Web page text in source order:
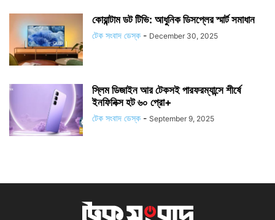
কোয়ান্টাম ডট টিভি: আধুনিক ডিসপ্লের স্মার্ট সমাধান
টেক সংবাদ ডেস্ক - December 30, 2025
স্লিম ডিজাইন আর টেকসই পারফরম্যান্সে শীর্ষে
ইনফিনিক্স হট ৬০ প্রো+
টেক সংবাদ ডেস্ক - September 9, 2025